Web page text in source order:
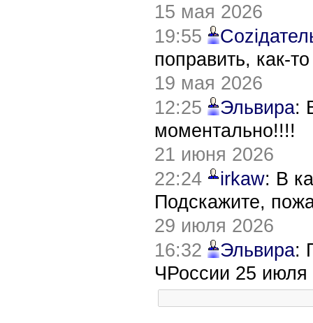
15 мая 2026
19:55
поправить, как-
19 мая 2026
12:25
Эльвира:
моментально!!!!
21 июня 2026
22:24
irkaw: В
Подскажите,
29 июля 2026
16:32
Эльвира:
ЧРоссии 25 июля